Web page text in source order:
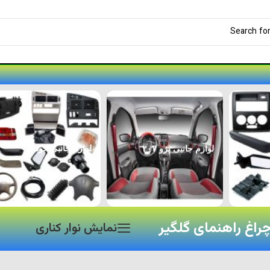
لوازم جانبی پژو ۲۰۷ لوازم جانبی خودرو
راهنمای گلگیر نمایش نوار کناری